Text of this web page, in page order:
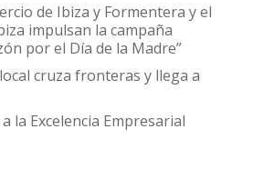
de Ibiza y Formentera y el
impulsan la campaña
por el Día de la Madre”
cruza fronteras y llega a
la Excelencia Empresarial